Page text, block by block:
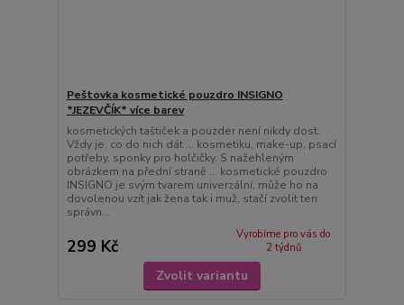
Peštovka kosmetické pouzdro INSIGNO
*JEZEVČÍK* více barev
kosmetických taštiček a pouzder není nikdy dost.
Vždy je, co do nich dát ... kosmetiku, make-up, psací
potřeby, sponky pro holčičky. S nažehleným
obrázkem na přední straně ... kosmetické pouzdro
INSIGNO je svým tvarem univerzální, může ho na
dovolenou vzít jak žena tak i muž, stačí zvolit ten
správn...
299 Kč
Vyrobíme pro vás do
2 týdnů
Zvolit variantu